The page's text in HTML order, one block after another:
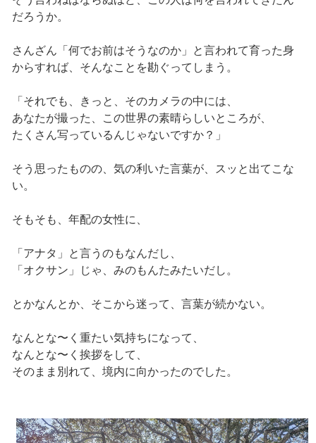
だろうか。
さんざん「何でお前はそうなのか」と言われて育った身
からすれば、そんなことを勘ぐってしまう。
「それでも、きっと、そのカメラの中には、
あなたが撮った、この世界の素晴らしいところが、
たくさん写っているんじゃないですか？」
そう思ったものの、気の利いた言葉が、スッと出てこな
い。
そもそも、年配の女性に、
「アナタ」と言うのもなんだし、
「オクサン」じゃ、みのもんたみたいだし。
とかなんとか、そこから迷って、言葉が続かない。
なんとな〜く重たい気持ちになって、
なんとな〜く挨拶をして、
そのまま別れて、境内に向かったのでした。